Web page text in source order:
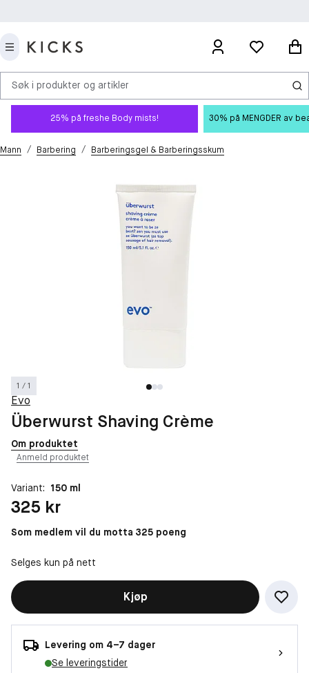
Søk i produkter og artikler
25% på freshe Body mists! 30% på MENGDER av
Mann / Barbering / Barberingsgel & Barberingsskum
1 / 1
Evo
Überwurst Shaving Crème
Om produktet
Anmeld produktet
Variant: 150 ml
Pris: 325 kr
325 kr
Som medlem vil du motta 325 poeng
Selges kun på nett
Kjøp
Levering om 4–7 dager
Se leveringstider